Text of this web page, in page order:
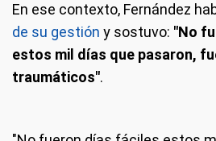
En ese contexto, Fernández
de su gestión y sostuvo: "No
estos mil días que pasaron,
traumáticos".